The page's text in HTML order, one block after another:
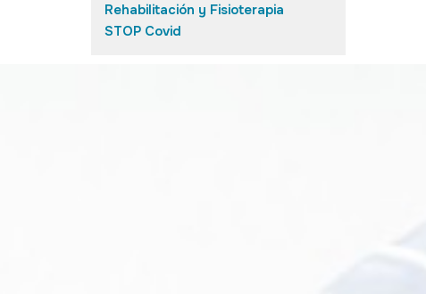
Rehabilitación y Fisioterapia
STOP Covid